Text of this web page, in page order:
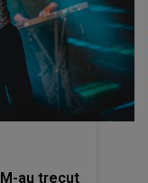
au trecut